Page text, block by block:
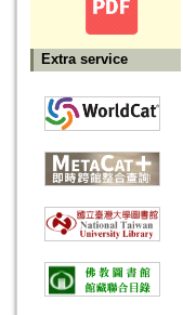
Extra service